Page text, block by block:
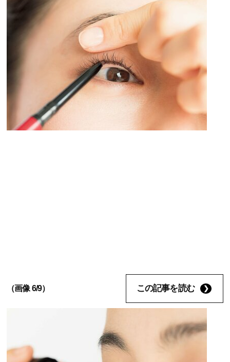
（画像 6/9） この記事を読む